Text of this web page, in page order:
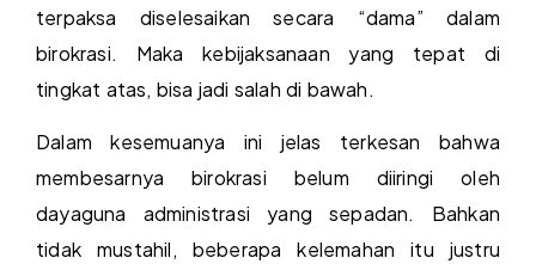
terpaksa diselesaikan secara “dama” dalam
birokrasi. Maka kebijaksanaan yang tepat di
tingkat atas, bisa jadi salah di bawah.
Dalam kesemuanya ini jelas terkesan bahwa
membesarnya birokrasi belum diiringi oleh
dayaguna administrasi yang sepadan. Bahkan
tidak mustahil, beberapa kelemahan itu justru